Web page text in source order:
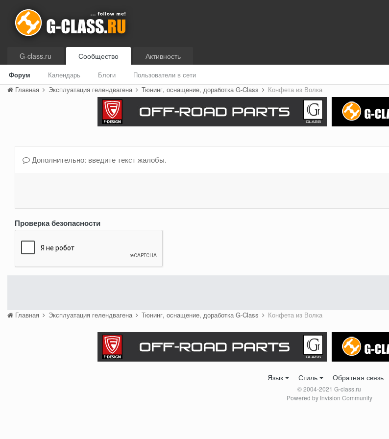
G-class.ru Сообщество
Форум Календарь Блоги Пользователи в сети
Активность
Главная Эксплуатация гелендвагена Тюнинг, оснащение, доработка G-Class Конфета из Волка
Дополнительно: введите текст жалобы.
Проверка безопасности
Главная Эксплуатация гелендвагена Тюнинг, оснащение, доработка G-Class Конфета из Волка
Язык Стиль Обратная связь
© 2004-2021 G-class.ru
Powered by Invision Community